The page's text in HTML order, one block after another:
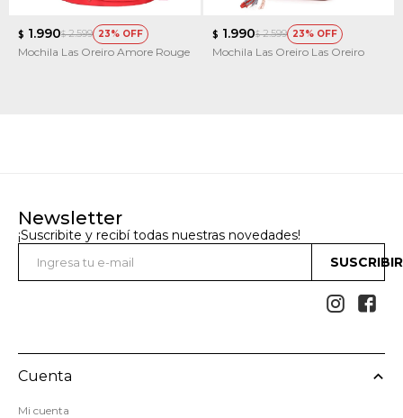
$ 1.990$ 2.599 23
Mochila Las Oreiro Amore Rouge
$ 1.990$ 2.599 23
Mochila Las Oreiro Las Oreiro
Newsletter
¡Suscribite y recibí todas nuestras novedades!
 
Cuenta
Mi cuenta